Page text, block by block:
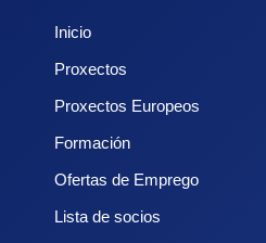
Inicio
Proxectos
Proxectos Europeos
Formación
Ofertas de Emprego
Lista de socios